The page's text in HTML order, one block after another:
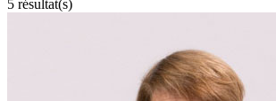
5 résultat(s)